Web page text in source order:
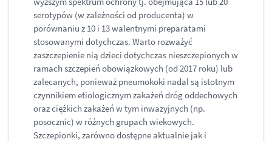
serotypów (w zależności od producenta) w
porównaniu z 10 i 13 walentnymi preparatami
stosowanymi dotychczas. Warto rozważyć
zaszczepienie nią dzieci dotychczas nieszczepionych w
ramach szczepień obowiązkowych (od 2017 roku) lub
zalecanych, ponieważ pneumokoki nadal są istotnym
czynnikiem etiologicznym zakażeń dróg oddechowych
oraz ciężkich zakażeń w tym inwazyjnych (np.
posocznic) w różnych grupach wiekowych.
Szczepionki, zarówno dostępne aktualnie jak i